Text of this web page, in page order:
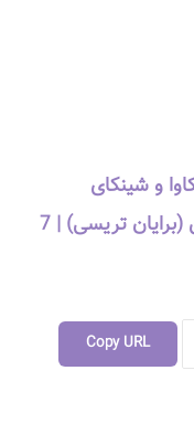
و شینکای
خلاصه کتاب حرف نزن، عمل کن (برایان تریسی) | 7
Copy URL